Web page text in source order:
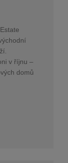
v říjnu –
domů